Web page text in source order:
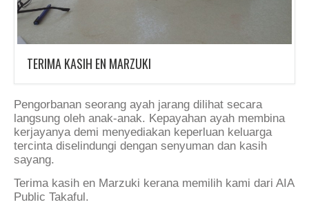
TERIMA KASIH EN MARZUKI
Pengorbanan seorang ayah jarang dilihat secara
langsung oleh anak-anak. Kepayahan ayah membina
kerjayanya demi menyediakan keperluan keluarga
tercinta diselindungi dengan senyuman dan kasih
sayang.
Terima kasih en Marzuki kerana memilih kami dari AIA
Public Takaful.